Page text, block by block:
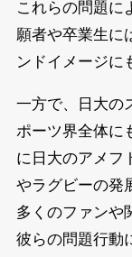
これらの問題に
願者や卒業生に
ンドイメージに
一方で、日大の
ポーツ界全体に
に日大のアメフ
やラグビーの発
多くのファンや
彼らの問題行動